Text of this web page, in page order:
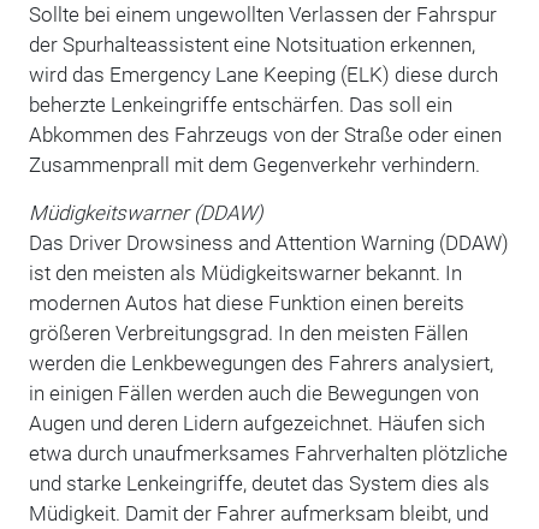
Sollte bei einem ungewollten Verlassen der Fahrspur
der Spurhalteassistent eine Notsituation erkennen,
wird das Emergency Lane Keeping (ELK) diese durch
beherzte Lenkeingriffe entschärfen. Das soll ein
Abkommen des Fahrzeugs von der Straße oder einen
Zusammenprall mit dem Gegenverkehr verhindern.
Müdigkeitswarner (DDAW)
Das Driver Drowsiness and Attention Warning (DDAW)
ist den meisten als Müdigkeitswarner bekannt. In
modernen Autos hat diese Funktion einen bereits
größeren Verbreitungsgrad. In den meisten Fällen
werden die Lenkbewegungen des Fahrers analysiert,
in einigen Fällen werden auch die Bewegungen von
Augen und deren Lidern aufgezeichnet. Häufen sich
etwa durch unaufmerksames Fahrverhalten plötzliche
und starke Lenkeingriffe, deutet das System dies als
Müdigkeit. Damit der Fahrer aufmerksam bleibt, und